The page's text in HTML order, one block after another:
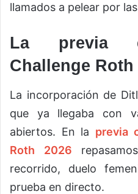
llamados a pelear por
La previa
Challenge Roth
La incorporación de
que ya llegaba con
abiertos. En la previa
Roth 2026
recorrido, duelo
prueba en directo.